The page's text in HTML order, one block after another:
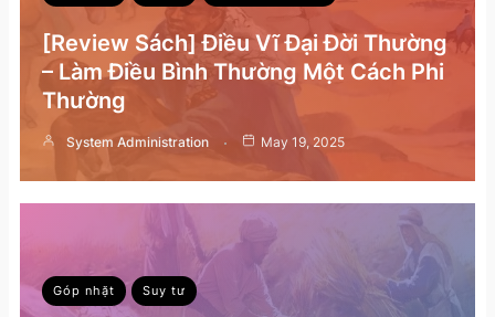
[Review Sách] Điều Vĩ Đại Đời Thường
– Làm Điều Bình Thường Một Cách Phi
Thường
System Administration May 19, 2025
Góp nhặt Suy tư